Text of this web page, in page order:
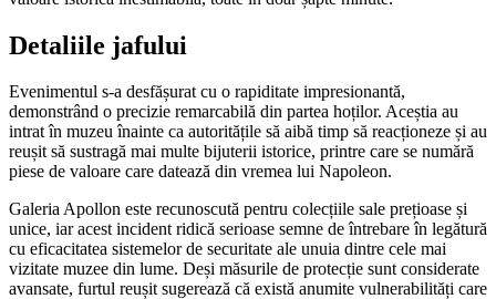
Detaliile jafului
Evenimentul s-a desfășurat cu o rapiditate impresionantă,
demonstrând o precizie remarcabilă din partea hoților. Aceștia au
intrat în muzeu înainte ca autoritățile să aibă timp să reacționeze și au
reușit să sustragă mai multe bijuterii istorice, printre care se numără
piese de valoare care datează din vremea lui Napoleon.
Galeria Apollon este recunoscută pentru colecțiile sale prețioase și
unice, iar acest incident ridică serioase semne de întrebare în legătură
cu eficacitatea sistemelor de securitate ale unuia dintre cele mai
vizitate muzee din lume. Deși măsurile de protecție sunt considerate
avansate, furtul reușit sugerează că există anumite vulnerabilități care